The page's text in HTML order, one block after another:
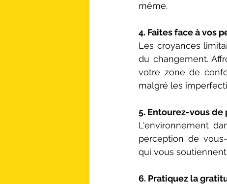
même.
4. Faites face à vos
Les croyances
du changement.
votre zone de
malgré les
5. Entourez-vous de
L'environnement
perception de
qui vous
6. Pratiquez la